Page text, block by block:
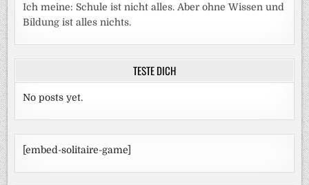
Ich meine: Schule ist nicht alles. Aber ohne Wissen und
Bildung ist alles nichts.
TESTE DICH
No posts yet.
[embed-solitaire-game]